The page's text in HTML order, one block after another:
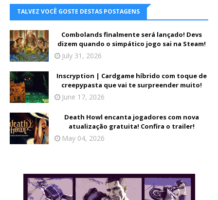
TALVEZ VOCÊ GOSTE DESTAS POSTAGENS
Combolands finalmente será lançado! Devs
dizem quando o simpático jogo sai na Steam!
July 31, 2026
Inscryption | Cardgame híbrido com toque de
creepypasta que vai te surpreender muito!
June 17, 2026
Death Howl encanta jogadores com nova
atualização gratuita! Confira o trailer!
May 04, 2026